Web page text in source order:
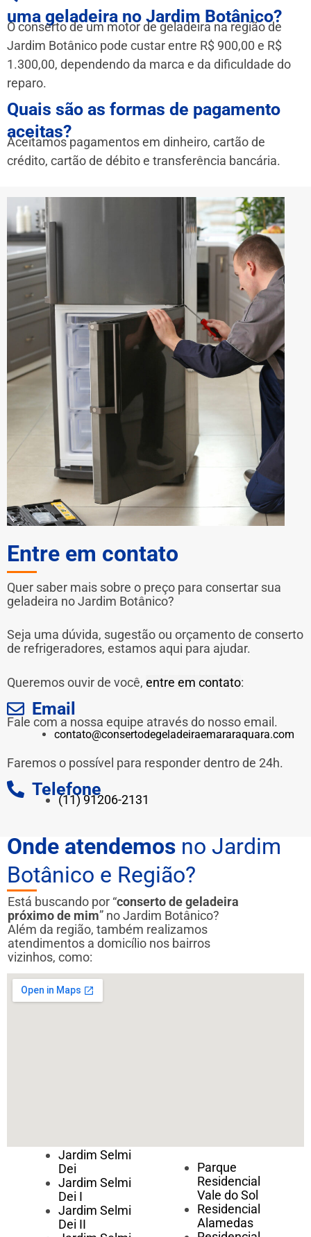
uma geladeira no Jardim Botânico?
O conserto de um motor de geladeira na região de
Jardim Botânico pode custar entre R$ 900,00 e R$
1.300,00, dependendo da marca e da dificuldade do
reparo.
Quais são as formas de pagamento
aceitas?
Aceitamos pagamentos em dinheiro, cartão de
crédito, cartão de débito e transferência bancária.
Entre em contato
Quer saber mais sobre o preço para consertar sua
geladeira no Jardim Botânico?
Seja uma dúvida, sugestão ou orçamento de conserto
de refrigeradores, estamos aqui para ajudar.
Queremos ouvir de você, entre em contato:
Email
Fale com a nossa equipe através do nosso email.
contato@consertodegeladeiraemararaquara.com
Faremos o possível para responder dentro de 24h.
Telefone
(11) 91206-2131
Onde atendemos no Jardim
Botânico e Região?
Está buscando por “conserto de geladeira
próximo de mim” no Jardim Botânico?
Além da região, também realizamos
atendimentos a domicílio nos bairros
vizinhos, como:
Jardim Selmi
Dei
Jardim Selmi
Dei I
Jardim Selmi
Dei II
Parque
Residencial
Vale do Sol
Residencial
Alamedas